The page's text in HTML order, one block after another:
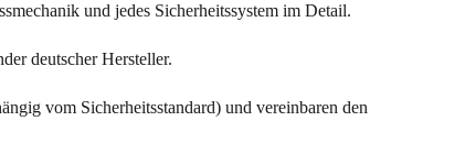
und jedes Sicherheitssystem im Detail.
deutscher Hersteller.
vom Sicherheitsstandard) und vereinbaren den